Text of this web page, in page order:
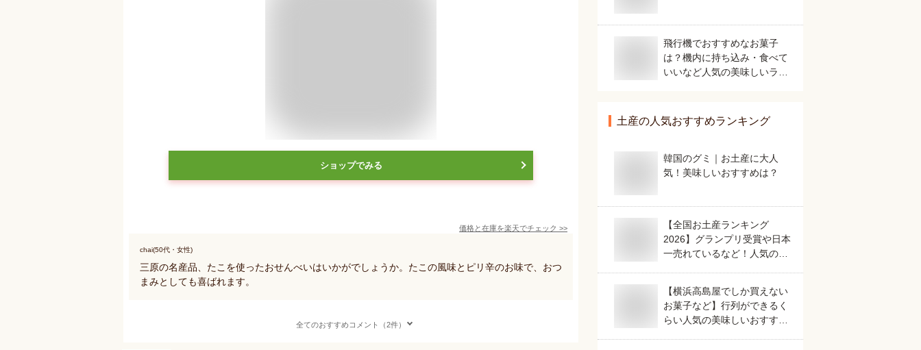
ショップでみる
価格と在庫を楽天でチェック >>
chai(50代・女性)
三原の名産品、たこを使ったおせんべいはいかがでしょうか。たこの風味とピリ辛のお味で、おつ
まみとしても喜ばれます。
全てのおすすめコメント（2件）
飛行機でおすすめなお菓子
は？機内に持ち込み・食べて
いいなど人気の美味しいラン
土産の人気おすすめランキング
韓国のグミ｜お土産に大人
気！美味しいおすすめは？
【全国お土産ランキング
2026】グランプリ受賞や日本
一売れているなど！人気のご
【横浜高島屋でしか買えない
お菓子など】行列ができるく
らい人気の美味しいおすすめ